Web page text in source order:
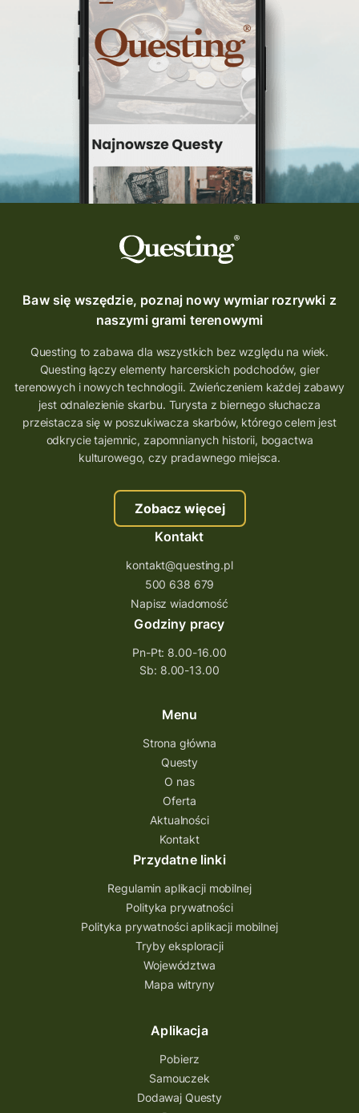
Baw się wszędzie, poznaj nowy wymiar rozrywki z
naszymi grami terenowymi
Questing to zabawa dla wszystkich bez względu na wiek.
Questing łączy elementy harcerskich podchodów, gier
terenowych i nowych technologii. Zwieńczeniem każdej zabawy
jest odnalezienie skarbu. Turysta z biernego słuchacza
przeistacza się w poszukiwacza skarbów, którego celem jest
odkrycie tajemnic, zapomnianych historii, bogactwa
kulturowego, czy pradawnego miejsca.
Zobacz więcej
Kontakt
kontakt@questing.pl
500 638 679
Napisz wiadomość
Godziny pracy
Pn-Pt: 8.00-16.00
Sb: 8.00-13.00
Menu
Strona główna
Questy
O nas
Oferta
Aktualności
Kontakt
Przydatne linki
Regulamin aplikacji mobilnej
Polityka prywatności
Polityka prywatności aplikacji mobilnej
Tryby eksploracji
Województwa
Mapa witryny
Aplikacja
Pobierz
Samouczek
Dodawaj Questy